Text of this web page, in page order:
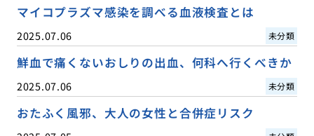
マイコプラズマ感染を調べる血液検査とは
2025.07.06 未分類
鮮血で痛くないおしりの出血、何科へ行くべきか
2025.07.06 未分類
おたふく風邪、大人の女性と合併症リスク